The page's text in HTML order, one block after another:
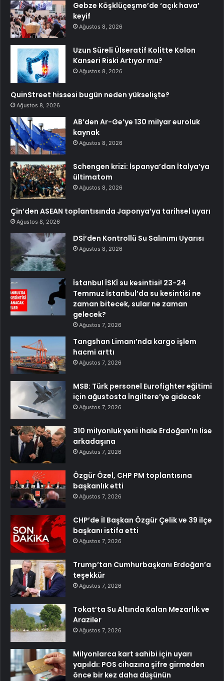
Gebze Köşklüçeşme’de ‘açık hava’
keyif
Ağustos 8, 2026
Uzun Süreli Ülseratif Kolitte Kolon
Kanseri Riski Artıyor mu?
Ağustos 8, 2026
QuinStreet hissesi bugün neden yükselişte?
Ağustos 8, 2026
AB’den Ar-Ge’ye 130 milyar euroluk
kaynak
Ağustos 8, 2026
Schengen krizi: İspanya’dan İtalya’ya
ültimatom
Ağustos 8, 2026
Çin’den ASEAN toplantısında Japonya’ya tarihsel uyarı
Ağustos 8, 2026
DSİ’den Kontrollü Su Salınımı Uyarısı
Ağustos 8, 2026
İstanbul İSKİ su kesintisi! 23-24
Temmuz İstanbul’da su kesintisi ne
zaman bitecek, sular ne zaman
gelecek?
Ağustos 7, 2026
Tangshan Limanı’nda kargo işlem
hacmi arttı
Ağustos 7, 2026
MSB: Türk personel Eurofighter eğitimi
için ağustosta İngiltere’ye gidecek
Ağustos 7, 2026
310 milyonluk yeni ihale Erdoğan’ın lise
arkadaşına
Ağustos 7, 2026
Özgür Özel, CHP PM toplantısına
başkanlık etti
Ağustos 7, 2026
CHP’de İl Başkan Özgür Çelik ve 39 ilçe
başkanı istifa etti
Ağustos 7, 2026
Trump’tan Cumhurbaşkanı Erdoğan’a
teşekkür
Ağustos 7, 2026
Tokat’ta Su Altında Kalan Mezarlık ve
Araziler
Ağustos 7, 2026
Milyonlarca kart sahibi için uyarı
yapıldı: POS cihazına şifre girmeden
önce bir kez daha düşünün